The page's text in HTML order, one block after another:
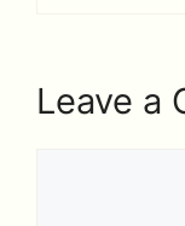
Leave a